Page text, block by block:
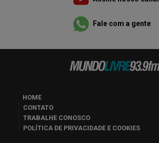
Fale com a gente
HOME
CONTATO
TRABALHE CONOSCO
POLÍTICA DE PRIVACIDADE E COOKIES